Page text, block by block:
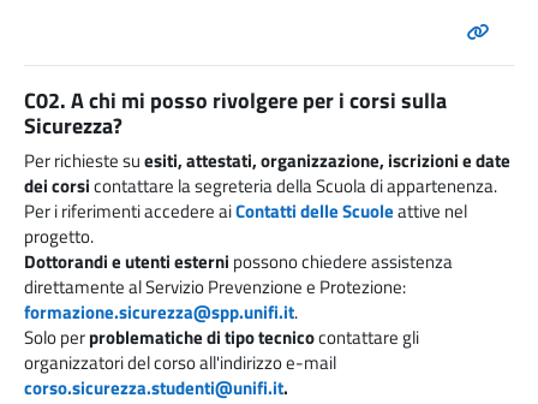
C02. A chi mi posso rivolgere per i corsi sulla
Sicurezza?
Per richieste suesiti, attestati, organizzazione, iscrizioni e date
dei corsicontattare la segreteria della Scuola di appartenenza.
Per i riferimenti accedere aiContatti delle Scuoleattive nel
progetto.
Dottorandi e utenti esterni possono chiedere assistenza
direttamente al Servizio Prevenzione e Protezione:
formazione.sicurezza@spp.unifi.it.
Solo perproblematiche di tipo tecnicocontattare gli
organizzatori del corso all'indirizzo e-mail
corso.sicurezza.studenti@unifi.it.